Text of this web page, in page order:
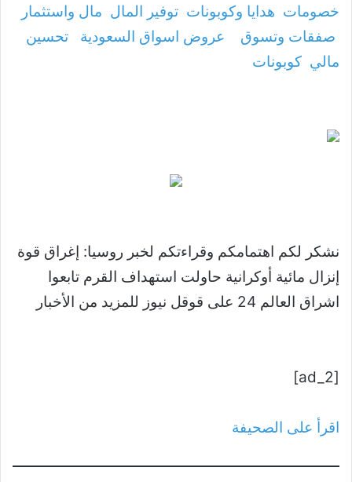
خصومات هدايا وكوبونات توفير المال مال واستثمار
صفقات وتسوق
عروض اسواق السعودية
تحسين
مالي كوبونات
نشكر لكم اهتمامكم وقراءتكم لخبر روسيا: إغراق قوة
إنزال مائية أوكرانية حاولت استهداف القرم تابعوا
اشراق العالم 24 على قوقل نيوز للمزيد من الأخبار
[ad_2]
اقرأ على الصحيفة